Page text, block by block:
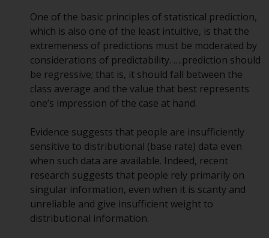
den jeweiligen von Redwheel
verwalteten Fonds erstellt, die
Halbjahresberichte und/oder das
Basisinformationsblatt (PRIIPs
KID) sind kostenlos erhältlich vom
Vertreter in der Schweiz. In Bezug
auf die qualifizierten Anlegern in
ist der Erfüllungsort der
eingetragene Sitz des Schweizer
Vertreters. Gerichtsstand ist am
Sitz des Schweizer Vertreters
oder am Sitz oder Wohnsitz des
Anlegers.
One of the basic principles of statistical prediction,
which is also one of the least intuitive, is that the
extremeness of predictions must be moderated by
considerations of predictability. ….prediction should
be regressive; that is, it should fall between the
class average and the value that best represents
one’s impression of the case at hand.
Evidence suggests that people are insufficiently
sensitive to distributional (base rate) data even
when such data are available. Indeed, recent
research suggests that people rely primarily on
singular information, even when it is scanty and
unreliable and give insufficient weight to
distributional information.